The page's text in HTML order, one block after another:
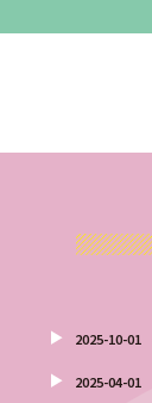
2025-10-01
2025-04-01